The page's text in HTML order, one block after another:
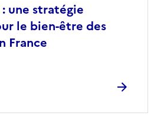
une stratégie
le bien-être des
France